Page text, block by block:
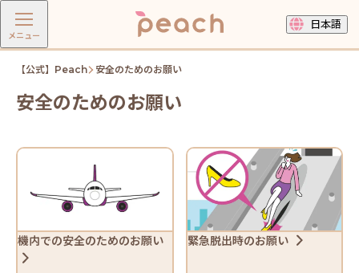
メニュー
日本語
【公式】Peach 安全のためのお願い
安全のためのお願い
機内での安全のためのお願い 緊急脱出時のお願い